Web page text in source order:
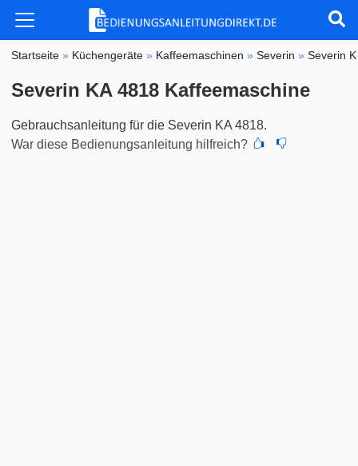
Startseite » Küchengeräte » Kaffeemaschinen »Severin »Severin
Severin KA 4818 Kaffeemaschine
Gebrauchsanleitung für die Severin KA 4818.
War diese Bedienungsanleitung hilfreich?